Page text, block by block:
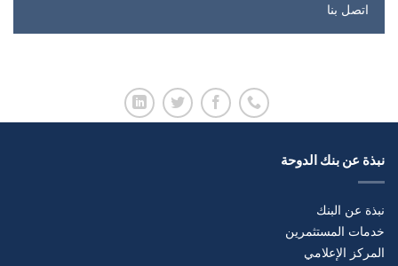
اتصل بنا
نبذة عن بنك الدوحة
نبذة عن البنك
خدمات المستثمرين
المركز الإعلامي